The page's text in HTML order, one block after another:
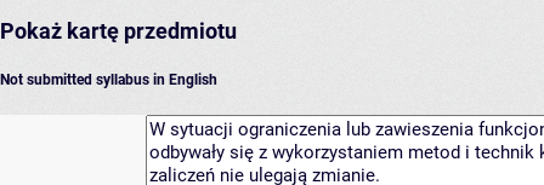
Pokaż kartę przedmiotu
Not submitted syllabus in English